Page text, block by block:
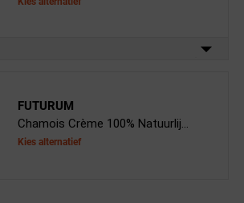
FUTURUM
Chamois Crème 100% Natuurlij...
Kies alternatief